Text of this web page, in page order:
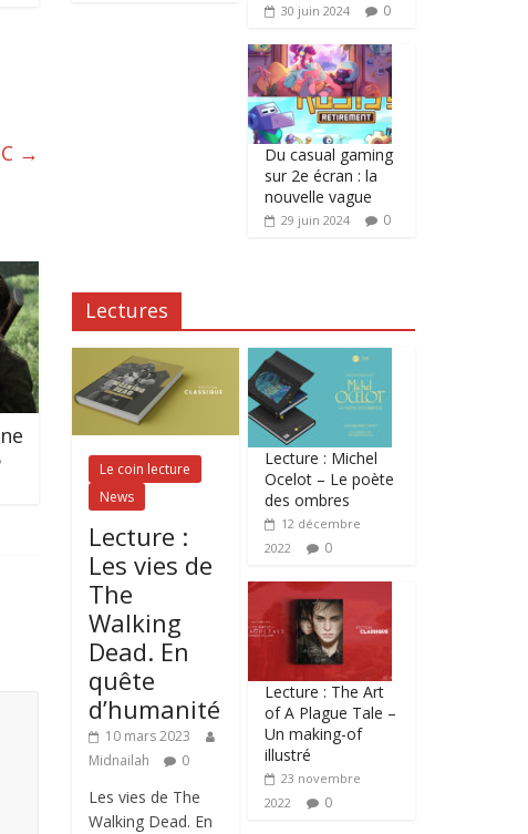
→
30 juin 2024 0
Du casual gaming
sur 2e écran : la
nouvelle vague
29 juin 2024 0
Lectures
Le coin lecture
News
Lecture :
Les vies de
The
Walking
Dead. En
quête
d’humanité
10 mars 2023
Midnailah
0
Les vies de The
Walking Dead. En
Lecture : Michel
Ocelot – Le poète
des ombres
12 décembre
2022
0
Lecture : The Art
of A Plague Tale –
Un making-of
illustré
23 novembre
2022
0